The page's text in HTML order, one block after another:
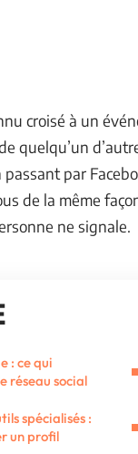
croisé à un
quelqu’un
passant par
de la même
ne signale.
: ce qui
réseau social
spécialisés :
un profil